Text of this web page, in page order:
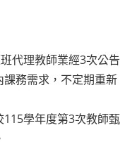
代理教師業經3次公告
務需求，不定期重新
115學年度第3次教師甄